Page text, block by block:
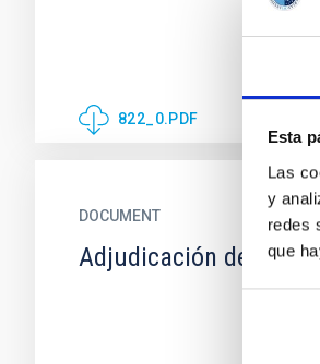
Esta
Las
y
redes
que
822_0.PDF
DOCUMENT
Adjudicación de